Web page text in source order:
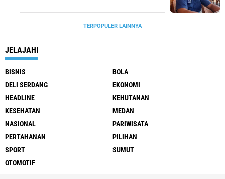
TERPOPULER LAINNYA
JELAJAHI
BISNIS
BOLA
DELI SERDANG
EKONOMI
HEADLINE
KEHUTANAN
KESEHATAN
MEDAN
NASIONAL
PARIWISATA
PERTAHANAN
PILIHAN
SPORT
SUMUT
OTOMOTIF